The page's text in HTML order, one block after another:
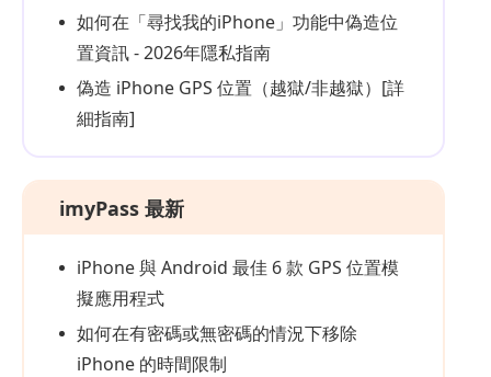
如何在「尋找我的iPhone」功能中偽造位
置資訊 - 2026年隱私指南
偽造 iPhone GPS 位置（越獄/非越獄）[詳
細指南]
imyPass 最新
iPhone 與 Android 最佳 6 款 GPS 位置模
擬應用程式
如何在有密碼或無密碼的情況下移除
iPhone 的時間限制